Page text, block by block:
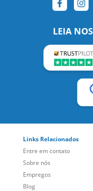
LEIA
Sobre nós
Empregos
Blog
Social
Site Corporativo